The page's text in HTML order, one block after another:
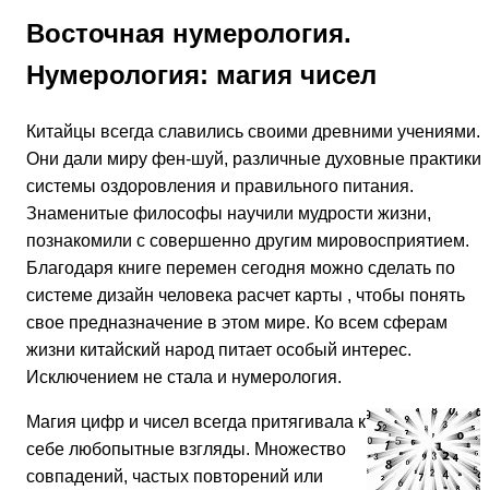
Восточная нумерология.
Нумерология: магия чисел
Китайцы всегда славились своими древними учениями.
Они дали миру фен-шуй, различные духовные практики,
системы оздоровления и правильного питания.
Знаменитые философы научили мудрости жизни,
познакомили с совершенно другим мировосприятием.
Благодаря книге перемен сегодня можно сделать по
системе дизайн человека расчет карты , чтобы понять
свое предназначение в этом мире. Ко всем сферам
жизни китайский народ питает особый интерес.
Исключением не стала и нумерология.
Магия цифр и чисел всегда притягивала к
себе любопытные взгляды. Множество
совпадений, частых повторений или